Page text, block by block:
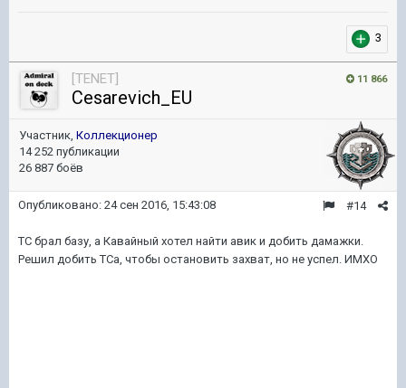
3
11 866
[TENET]
Cesarevich_EU
Участник, Коллекционер
14 252 публикации
26 887 боёв
#14
Опубликовано: 24 сен 2016, 15:43:08
ТС брал базу, а Кавайный хотел найти авик и добить дамажки.
Решил добить ТСа, чтобы остановить захват, но не успел. ИМХО